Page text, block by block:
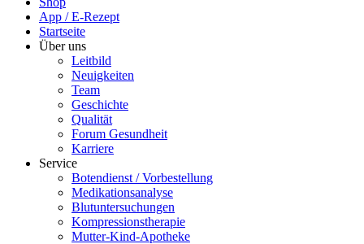
App / E-Rezept
Startseite
Über uns
Leitbild
Neuigkeiten
Team
Geschichte
Qualität
Forum Gesundheit
Karriere
Service
Botendienst / Vorbestellung
Medikationsanalyse
Blutuntersuchungen
Kompressionstherapie
Mutter-Kind-Apotheke